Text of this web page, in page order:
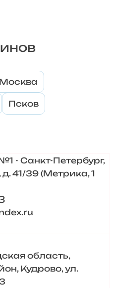
Москва
Псков
- Санкт-Петербург,
41/39 (Метрика, 1
область,
Кудрово, ул.